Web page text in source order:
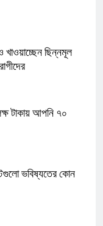
খাওয়াচ্ছেন ছিন্নমূল
টাকায় আপনি ৭০
ভবিষ্যতের কোন